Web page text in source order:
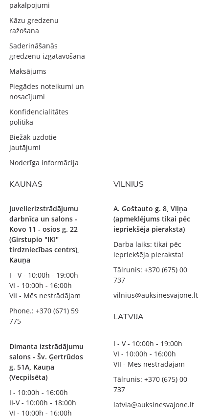
pakalpojumi
Kāzu gredzenu
ražošana
Saderināšanās
gredzenu izgatavošana
Maksājums
Piegādes noteikumi un
nosacījumi
Konfidencialitātes
politika
Biežāk uzdotie
jautājumi
Noderīga informācija
KAUNAS
Juvelierizstrādājumu
darbnīca un salons -
Kovo 11 - osios g. 22
(Girstupio "IKI"
tirdzniecības centrs),
Kauņa
I - V - 10:00h - 19:00h
VI - 10:00h - 16:00h
VII - Mēs nestrādājam
Phone.: +370 (671) 59
775
Dimanta izstrādājumu
salons - Šv. Ģertrūdos
g. 51A, Kauņa
(Vecpilsēta)
I - 10:00h - 16:00h
II-V - 10:00h - 18:00h
VI - 10:00h - 16:00h
VILNIUS
A. Goštauto g. 8, Viļņa
(apmeklējums tikai pēc
iepriekšēja pieraksta)
Darba laiks: tikai pēc
iepriekšēja pieraksta!
Tālrunis: +370 (675) 00
737
vilnius@auksinesvajone.lt
LATVIJA
I - V - 10:00h - 19:00h
VI - 10:00h - 16:00h
VII - Mēs nestrādājam
Tālrunis: +370 (675) 00
737
latvia@auksinesvajone.lt